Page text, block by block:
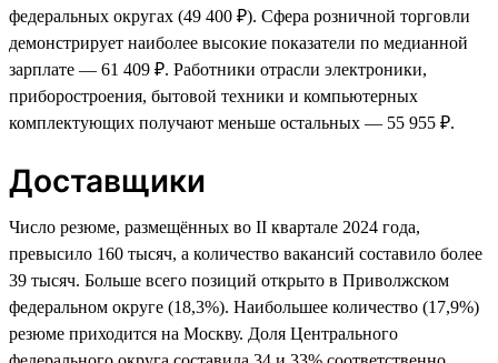
федеральных округах (49 400 ₽). Сфера розничной торговли
демонстрирует наиболее высокие показатели по медианной
зарплате — 61 409 ₽. Работники отрасли электроники,
приборостроения, бытовой техники и компьютерных
комплектующих получают меньше остальных — 55 955 ₽.
Доставщики
Число резюме, размещённых во II квартале 2024 года,
превысило 160 тысяч, а количество вакансий составило более
39 тысяч. Больше всего позиций открыто в Приволжском
федеральном округе (18,3%). Наибольшее количество (17,9%)
резюме приходится на Москву. Доля Центрального